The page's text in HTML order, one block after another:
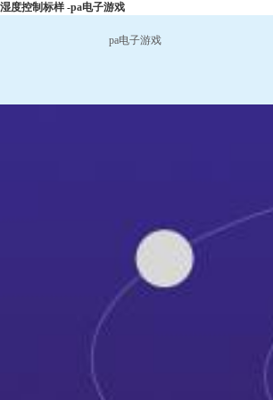
湿度控制标样 -pa电子游戏
pa电子游戏